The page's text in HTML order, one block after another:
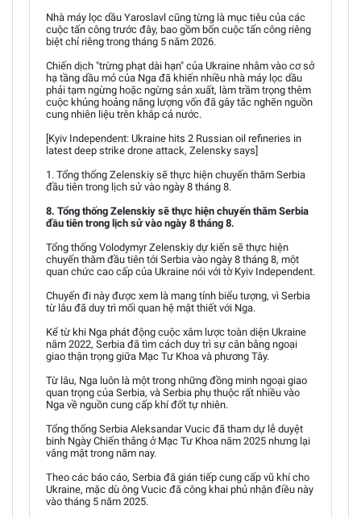
Nhà máy lọc dầu Yaroslavl cũng từng là mục tiêu của các
cuộc tấn công trước đây, bao gồm bốn cuộc tấn công riêng
biệt chỉ riêng trong tháng 5 năm 2026.
Chiến dịch "trừng phạt dài hạn" của Ukraine nhằm vào cơ sở
hạ tầng dầu mỏ của Nga đã khiến nhiều nhà máy lọc dầu
phải tạm ngừng hoặc ngừng sản xuất, làm trầm trọng thêm
cuộc khủng hoảng năng lượng vốn đã gây tắc nghẽn nguồn
cung nhiên liệu trên khắp cả nước.
[Kyiv Independent: Ukraine hits 2 Russian oil refineries in
latest deep strike drone attack, Zelensky says]
1. Tổng thống Zelenskiy sẽ thực hiện chuyến thăm Serbia
đầu tiên trong lịch sử vào ngày 8 tháng 8.
8. Tổng thống Zelenskiy sẽ thực hiện chuyến thăm Serbia
đầu tiên trong lịch sử vào ngày 8 tháng 8.
Tổng thống Volodymyr Zelenskiy dự kiến sẽ thực hiện
chuyến thăm đầu tiên tới Serbia vào ngày 8 tháng 8, một
quan chức cao cấp của Ukraine nói với tờ Kyiv Independent.
Chuyến đi này được xem là mang tính biểu tượng, vì Serbia
từ lâu đã duy trì mối quan hệ mật thiết với Nga.
Kể từ khi Nga phát động cuộc xâm lược toàn diện Ukraine
năm 2022, Serbia đã tìm cách duy trì sự cân bằng ngoại
giao thận trọng giữa Mạc Tư Khoa và phương Tây.
Từ lâu, Nga luôn là một trong những đồng minh ngoại giao
quan trọng của Serbia, và Serbia phụ thuộc rất nhiều vào
Nga về nguồn cung cấp khí đốt tự nhiên.
Tổng thống Serbia Aleksandar Vucic đã tham dự lễ duyệt
binh Ngày Chiến thắng ở Mạc Tư Khoa năm 2025 nhưng lại
vắng mặt trong năm nay.
Theo các báo cáo, Serbia đã gián tiếp cung cấp vũ khí cho
Ukraine, mặc dù ông Vucic đã công khai phủ nhận điều này
vào tháng 5 năm 2025.